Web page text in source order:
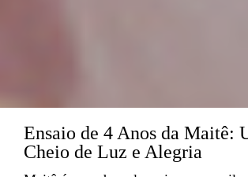
Ensaio de 4 Anos da Maitê:
Cheio de Luz e Alegria